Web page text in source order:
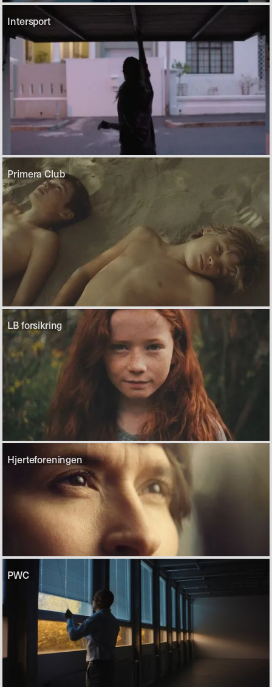
Intersport
Primera Club
LB forsikring
Hjerteforeningen
PWC